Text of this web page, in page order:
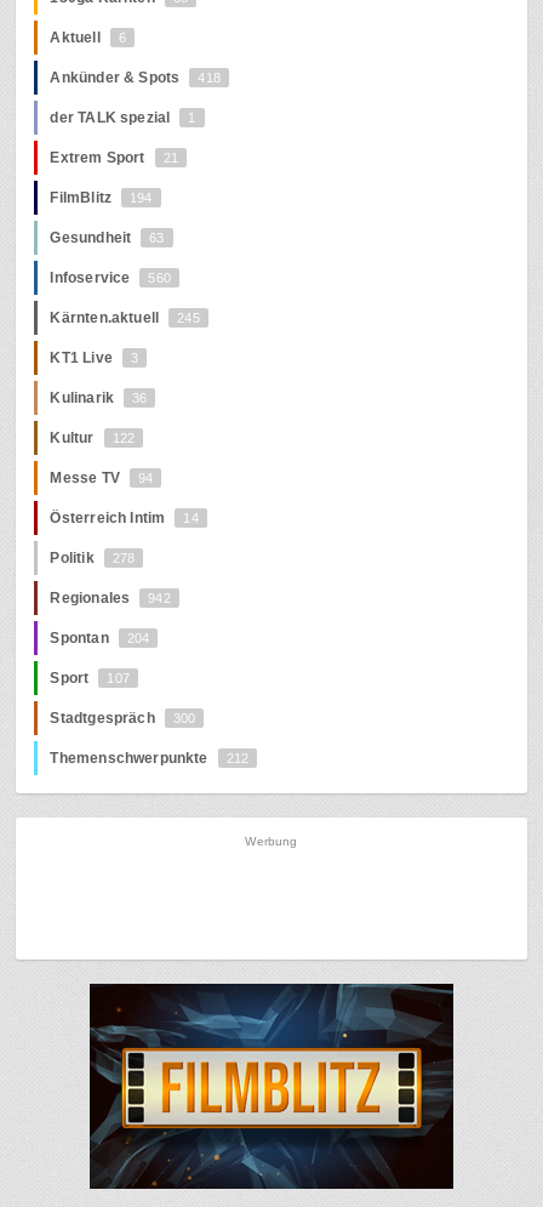
Aktuell 6
Ankünder & Spots 418
der TALK spezial 1
Extrem Sport 21
FilmBlitz 194
Gesundheit 63
Infoservice 560
Kärnten.aktuell 245
KT1 Live 3
Kulinarik 36
Kultur 122
Messe TV 94
Österreich Intim 14
Politik 278
Regionales 942
Spontan 204
Sport 107
Stadtgespräch 300
Themenschwerpunkte 212
Werbung